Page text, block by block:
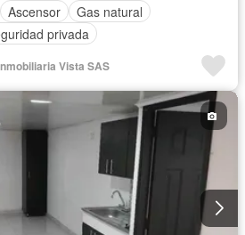
Ascensor
Gas natural
privada
Vista SAS